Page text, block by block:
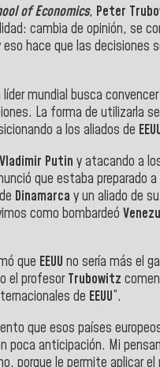
of Economics, Peter
cambia de opinión, se
eso hace que las decisiones
mundial busca
La forma de utilizarla
a los aliados de
Vladimir Putin y atacando a
que estaba preparado
Dinamarca yun aliado de
como bombardeó
que EEUU no sería más el
el profesorTrubowitz
de EEUU”.
que esos países
anticipación. Mi
porque le permite aplicar